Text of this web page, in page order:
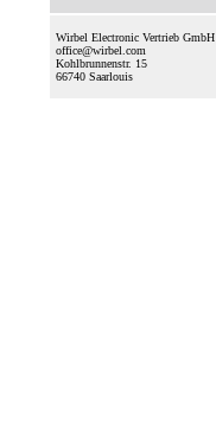
Wirbel Electronic Vertrieb GmbH
office@wirbel.com
Kohlbrunnenstr. 15
66740 Saarlouis